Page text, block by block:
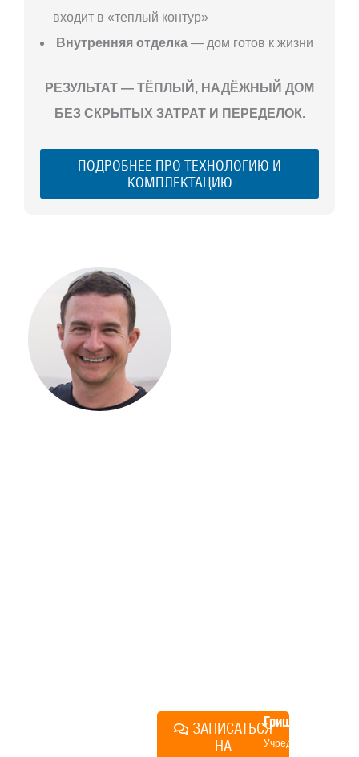
входит в «теплый контур»
Внутренняя отделка — дом готов к жизни
РЕЗУЛЬТАТ — ТЁПЛЫЙ, НАДЁЖНЫЙ ДОМ
БЕЗ СКРЫТЫХ ЗАТРАТ И ПЕРЕДЕЛОК.
ПОДРОБНЕЕ ПРО ТЕХНОЛОГИЮ И
КОМПЛЕКТАЦИЮ
ЗАПИСАТЬСЯ
НА
Грищенко
Учредитель и